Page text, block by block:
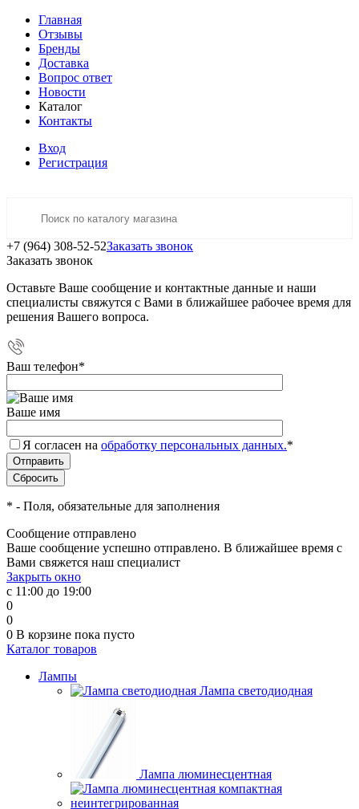
Главная
Отзывы
Бренды
Доставка
Вопрос ответ
Новости
Каталог
Контакты
Вход
Регистрация
+7 (964) 308-52-52Заказать звонок
Заказать звонок
Оставьте Ваше сообщение и контактные данные и наши
специалисты свяжутся с Вами в ближайшее рабочее время для
решения Вашего вопроса.
Ваш телефон*
Ваше имя
Я согласен на обработку персональных данных.*
* - Поля, обязательные для заполнения
Сообщение отправлено
Ваше сообщение успешно отправлено. В ближайшее время с
Вами свяжется наш специалист
Закрыть окно
с 11:00 до 19:00
0
0
0 В корзине пока пусто
Каталог товаров
Лампы
Лампа светодиодная
Лампа люминесцентная